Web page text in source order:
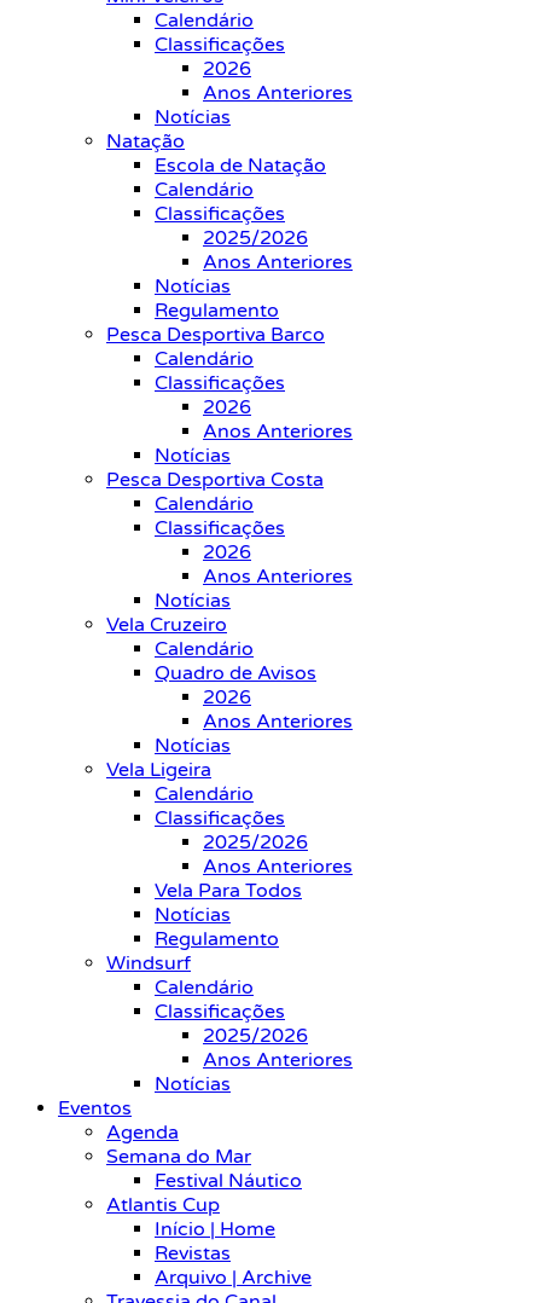
Calendário
Classificações
2026
Anos Anteriores
Notícias
Natação
Escola de Natação
Calendário
Classificações
2025/2026
Anos Anteriores
Notícias
Regulamento
Pesca Desportiva Barco
Calendário
Classificações
2026
Anos Anteriores
Notícias
Pesca Desportiva Costa
Calendário
Classificações
2026
Anos Anteriores
Notícias
Vela Cruzeiro
Calendário
Quadro de Avisos
2026
Anos Anteriores
Notícias
Vela Ligeira
Calendário
Classificações
2025/2026
Anos Anteriores
Vela Para Todos
Notícias
Regulamento
Windsurf
Calendário
Classificações
2025/2026
Anos Anteriores
Notícias
Eventos
Agenda
Semana do Mar
Festival Náutico
Atlantis Cup
Início | Home
Revistas
Arquivo | Archive